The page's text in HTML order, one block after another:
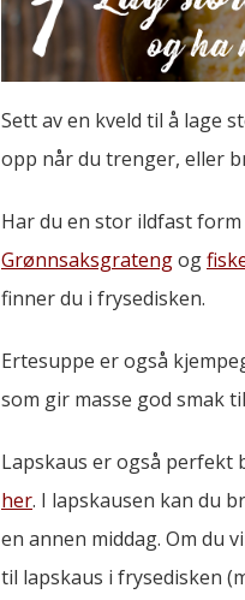
Sett av en kveld til å lage
opp når du trenger, eller
Har du en stor ildfast
Grønnsaksgratengog
finner du i frysedisken.
Ertesuppe er også
som gir masse god smak
Lapskaus er også perfekt
her. I lapskausen kan du
en annen middag. Om du
til lapskaus i frysedisken